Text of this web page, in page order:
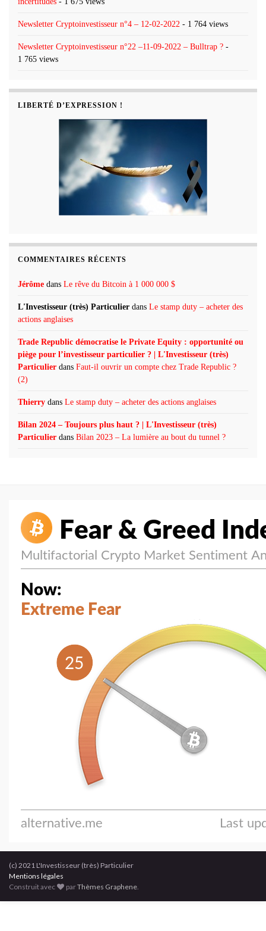
Newsletter Cryptoinvestisseur n°4 – 12-02-2022 - 1 764 views
Newsletter Cryptoinvestisseur n°22 –11-09-2022 – Bulltrap ? -
1 765 views
LIBERTÉ D’EXPRESSION !
COMMENTAIRES RÉCENTS
Jérôme dans Le rêve du Bitcoin à 1 000 000 $
L'Investisseur (très) Particulier dans Le stamp duty – acheter des
actions anglaises
Trade Republic démocratise le Private Equity : opportunité ou
piège pour l’investisseur particulier ? | L'Investisseur (très)
Particulier dans Faut-il ouvrir un compte chez Trade Republic ?
(2)
Thierry dans Le stamp duty – acheter des actions anglaises
Bilan 2024 – Toujours plus haut ? | L'Investisseur (très)
Particulier dans Bilan 2023 – La lumière au bout du tunnel ?
(c) 2021 L'Investisseur (très) Particulier
Mentions légales
Construit avec
parThèmes Graphene.